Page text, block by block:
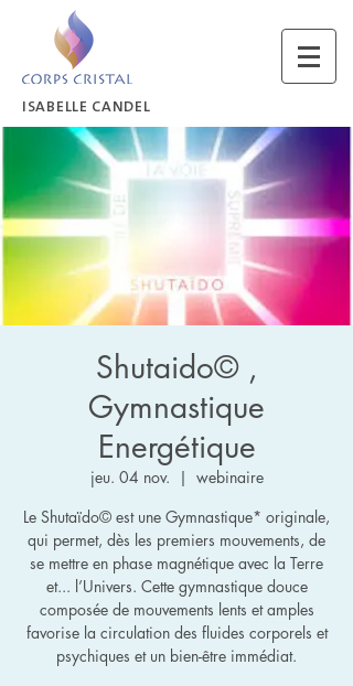
ISABELLE CANDEL
Shutaido© ,
Gymnastique
Energétique
jeu. 04 nov.
  |
webinaire
Le Shutaïdo© est une Gymnastique* originale,
qui permet, dès les premiers mouvements, de
se mettre en phase magnétique avec la Terre
et... l’Univers. Cette gymnastique douce
composée de mouvements lents et amples
favorise la circulation des fluides corporels et
psychiques et un bien-être immédiat.